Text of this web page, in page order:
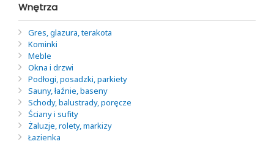
Wnętrza
Gres, glazura, terakota
Kominki
Meble
Okna i drzwi
Podłogi, posadzki, parkiety
Sauny, łaźnie, baseny
Schody, balustrady, poręcze
Ściany i sufity
Żaluzje, rolety, markizy
Łazienka